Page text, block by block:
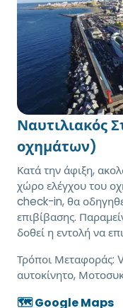
Ναυτιλιακός
οχημάτων)
Κατά την άφιξη,
χώρο ελέγχου του
check-in, θα
επιβίβασης.
δοθεί η εντολή να
Τρόποι Μεταφοράς:
αυτοκίνητο,
🗺️ Google Maps